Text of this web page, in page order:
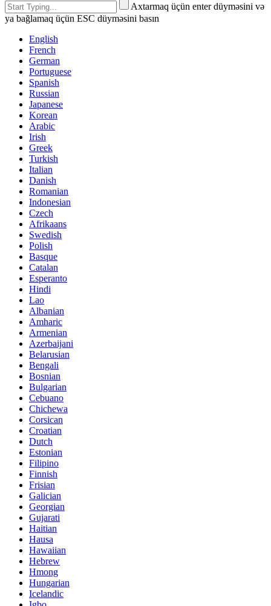
Axtarmaq üçün enter düyməsini və
ya bağlamaq üçün ESC düyməsini basın
English
French
German
Portuguese
Spanish
Russian
Japanese
Korean
Arabic
Irish
Greek
Turkish
Italian
Danish
Romanian
Indonesian
Czech
Afrikaans
Swedish
Polish
Basque
Catalan
Esperanto
Hindi
Lao
Albanian
Amharic
Armenian
Azerbaijani
Belarusian
Bengali
Bosnian
Bulgarian
Cebuano
Chichewa
Corsican
Croatian
Dutch
Estonian
Filipino
Finnish
Frisian
Galician
Georgian
Gujarati
Haitian
Hausa
Hawaiian
Hebrew
Hmong
Hungarian
Icelandic